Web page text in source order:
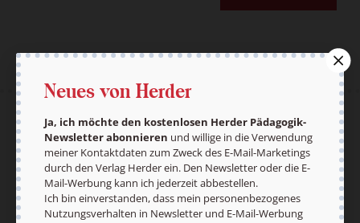
AGB und Widerrufsbelehrung
Datenschutz
Barrierefreiheit
Impressum
Vertrag widerrufen Abo online kündigen
Neues von Herder
Ja, ich möchte den kostenlosen Herder Pädagogik-
Newsletter abonnieren und willige in die Verwendung
meiner Kontaktdaten zum Zweck des E-Mail-Marketings
durch den Verlag Herder ein. Den Newsletter oder die E-
Mail-Werbung kann ich jederzeit abbestellen.
Ich bin einverstanden, dass mein personenbezogenes
Nutzungsverhalten in Newsletter und E-Mail-Werbung